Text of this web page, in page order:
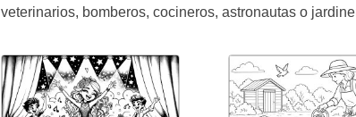
veterinarios, bomberos, cocineros, astronautas o